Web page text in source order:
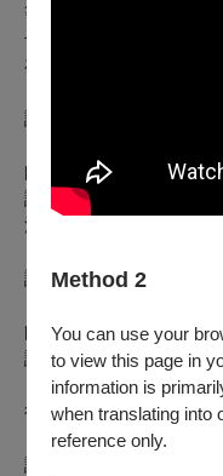
Method 2
You can use your
to view this page in
information is
when translating into
reference only.
等情緒的節奏。藉由簡
子溝通的橋樑，
在笑聲與節奏中體驗理
課程名稱：舞蹈類-肢體
師資：林芸、楊雅晴
課程說明：又到快樂的
漫遊世界、認識世界身
課程名稱：美術類-三明
師資：劉裕芳、陳薇而
課程說明：1. 製作三角
2. 彩繪剪貼成有各
行空的想像出各種有趣
課程名稱：戲劇類-誰在